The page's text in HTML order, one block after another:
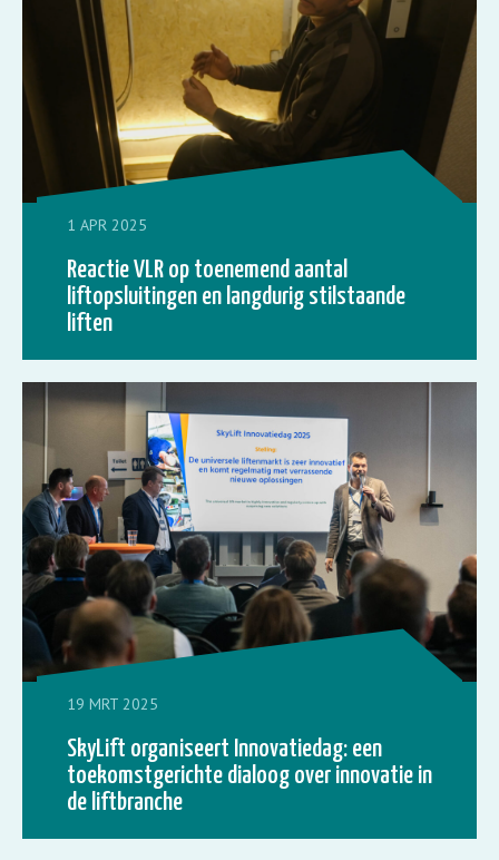
1 APR 2025
Reactie VLR op toenemend aantal
liftopsluitingen en langdurig stilstaande
liften
19 MRT 2025
SkyLift organiseert Innovatiedag: een
toekomstgerichte dialoog over innovatie in
de liftbranche